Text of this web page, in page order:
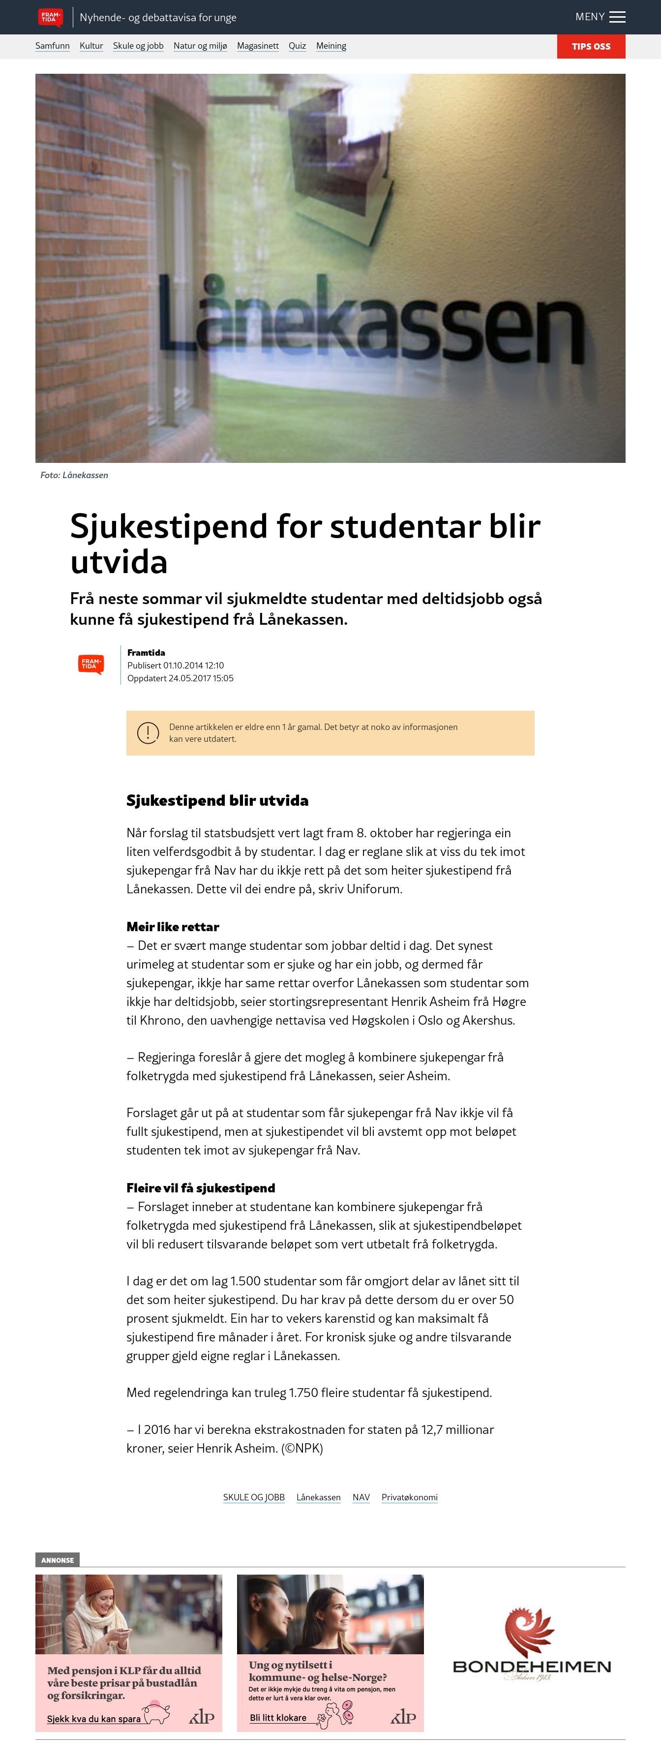
Nyhende- og debattavisa for unge MENY
Samfunn Kultur Skule og jobb Natur og miljø Magasinett Quiz Meining TIPS OSS
Foto: Lånekassen
Sjukestipend for studentar blir
utvida
Frå neste sommar vil sjukmeldte studentar med deltidsjobb også
kunne få sjukestipend frå Lånekassen.
Framtida
Publisert 01.10.2014 12:10
Oppdatert 24.05.2017 15:05
Denne artikkelen er eldre enn 1 år gamal. Det betyr at noko av informasjonen
kan vere utdatert.
Sjukestipend blir utvida
Når forslag til statsbudsjett vert lagt fram 8. oktober har regjeringa ein
liten velferdsgodbit å by studentar. I dag er reglane slik at viss du tek imot
sjukepengar frå Nav har du ikkje rett på det som heiter sjukestipend frå
Lånekassen. Dette vil dei endre på, skriv Uniforum.
Meir like rettar
– Det er svært mange studentar som jobbar deltid i dag. Det synest
urimeleg at studentar som er sjuke og har ein jobb, og dermed får
sjukepengar, ikkje har same rettar overfor Lånekassen som studentar som
ikkje har deltidsjobb, seier stortingsrepresentant Henrik Asheim frå Høgre
til Khrono, den uavhengige nettavisa ved Høgskolen i Oslo og Akershus.
– Regjeringa foreslår å gjere det mogleg å kombinere sjukepengar frå
folketrygda med sjukestipend frå Lånekassen, seier Asheim.
Forslaget går ut på at studentar som får sjukepengar frå Nav ikkje vil få
fullt sjukestipend, men at sjukestipendet vil bli avstemt opp mot beløpet
studenten tek imot av sjukepengar frå Nav.
Fleire vil få sjukestipend
– Forslaget inneber at studentane kan kombinere sjukepengar frå
folketrygda med sjukestipend frå Lånekassen, slik at sjukestipendbeløpet
vil bli redusert tilsvarande beløpet som vert utbetalt frå folketrygda.
I dag er det om lag 1.500 studentar som får omgjort delar av lånet sitt til
det som heiter sjukestipend. Du har krav på dette dersom du er over 50
prosent sjukmeldt. Ein har to vekers karenstid og kan maksimalt få
sjukestipend fire månader i året. For kronisk sjuke og andre tilsvarande
grupper gjeld eigne reglar i Lånekassen.
Med regelendringa kan truleg 1.750 fleire studentar få sjukestipend.
– I 2016 har vi berekna ekstrakostnaden for staten på 12,7 millionar
kroner, seier Henrik Asheim. (©NPK)
SKULE OG JOBB Lånekassen NAV Privatøkonomi
ANNONSE